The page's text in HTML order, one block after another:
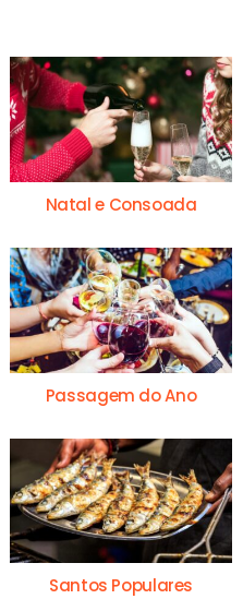
Natal e Consoada
Passagem do Ano
Santos Populares